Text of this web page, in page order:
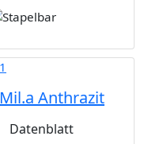
Mil.a Anthrazit
Datenblatt